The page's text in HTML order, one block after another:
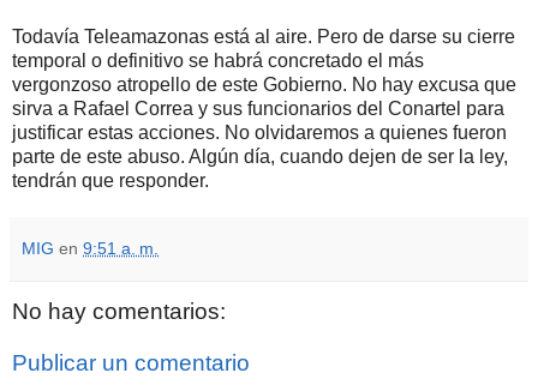
Todavía Teleamazonas está al aire. Pero de darse su cierre
temporal o definitivo se habrá concretado el más
vergonzoso atropello de este Gobierno. No hay excusa que
sirva a Rafael Correa y sus funcionarios del Conartel para
justificar estas acciones. No olvidaremos a quienes fueron
parte de este abuso. Algún día, cuando dejen de ser la ley,
tendrán que responder.
MIG en 9:51 a. m.
No hay comentarios:
Publicar un comentario